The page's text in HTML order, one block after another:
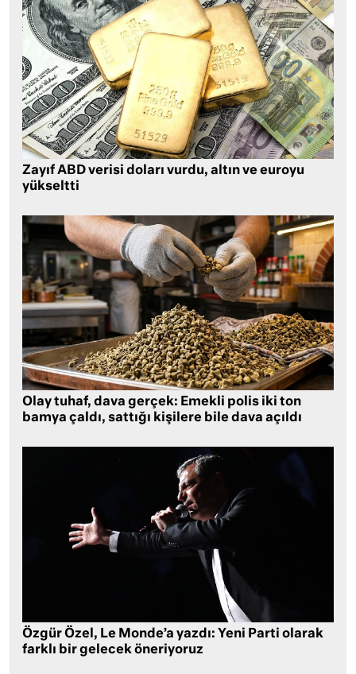
Zayıf ABD verisi doları vurdu, altın ve euroyu
yükseltti
Olay tuhaf, dava gerçek: Emekli polis iki ton
bamya çaldı, sattığı kişilere bile dava açıldı
Özgür Özel, Le Monde’a yazdı: Yeni Parti olarak
farklı bir gelecek öneriyoruz